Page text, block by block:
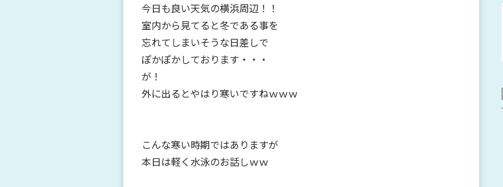
今日も良い天気の横浜周辺！！
室内から見てると冬である事を
忘れてしまいそうな日差しで
ぽかぽかしております・・・
が！
外に出るとやはり寒いですねｗｗｗ
こんな寒い時期ではありますが
本日は軽く水泳のお話しｗｗ